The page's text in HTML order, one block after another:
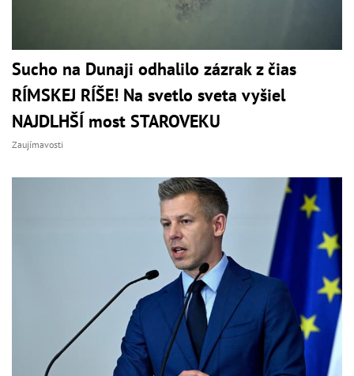
Sucho na Dunaji odhalilo zázrak z čias
RÍMSKEJ RÍŠE! Na svetlo sveta vyšiel
NAJDLHŠÍ most STAROVEKU
Zaujímavosti